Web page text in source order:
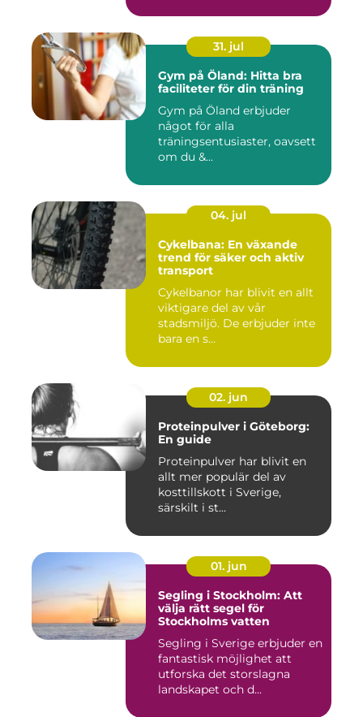
31. jul
Gym på Öland: Hitta bra
faciliteter för din träning
Gym på Öland erbjuder
något för alla
träningsentusiaster, oavsett
om du &...
04. jul
Cykelbana: En växande
trend för säker och aktiv
transport
Cykelbanor har blivit en allt
viktigare del av vår
stadsmiljö. De erbjuder inte
bara en s...
02. jun
Proteinpulver i Göteborg:
En guide
Proteinpulver har blivit en
allt mer populär del av
kosttillskott i Sverige,
särskilt i st...
01. jun
Segling i Stockholm: Att
välja rätt segel för
Stockholms vatten
Segling i Sverige erbjuder en
fantastisk möjlighet att
utforska det storslagna
landskapet och d...